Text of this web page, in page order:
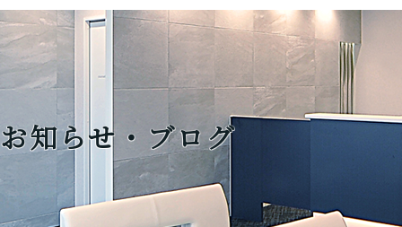
お知らせ・ブログ